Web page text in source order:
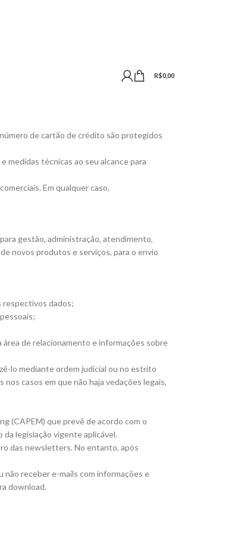
R$0,00
de cartão de crédito são protegidos
medidas técnicas ao seu alcance para
Em qualquer caso,
gestão, administração, atendimento,
novos produtos e serviços, para o envio
respectivos dados;
de relacionamento e informações sobre
lo mediante ordem judicial ou no estrito
casos em que não haja vedações legais,
(CAPEM) que prevê de acordo com o
legislação vigente aplicável.
das newsletters. No entanto, após
não receber e-mails com informações e
download.